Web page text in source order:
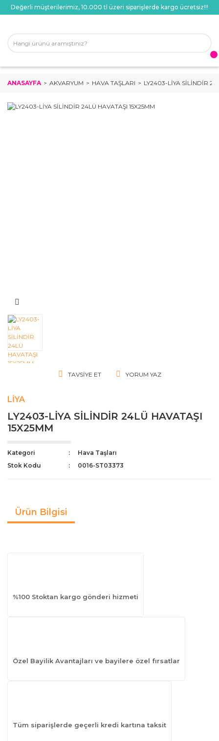
Değerli müşterilerimiz, 10.000 tl üzeri siparişlerde kargo ücretsiz!!!
ANASAYFA AKVARYUM HAVA TAŞLARI LY2403-LİYA SİLİNDİR
TAVSIYE ET YORUM YAZ
LIYA
LY2403-LİYA SİLİNDİR 24LÜ HAVATAŞI
15X25MM
Kategori
Hava Taşları
Stok Kodu
0016-ST03373
Ürün Bilgisi
%100 Stoktan kargo gönderi hizmeti
Özel Bayilik Avantajları ve bayilere özel fırsatlar
Tüm siparişlerde geçerli kredi kartına taksit